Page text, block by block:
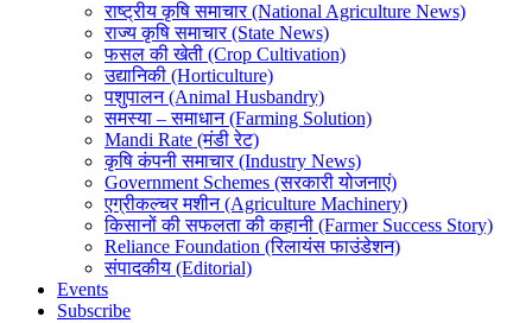
राष्ट्रीय कृषि समाचार (National Agriculture News)
राज्य कृषि समाचार (State News)
फसल की खेती (Crop Cultivation)
उद्यानिकी (Horticulture)
पशुपालन (Animal Husbandry)
समस्या – समाधान (Farming Solution)
Mandi Rate (मंडी रेट)
कृषि कंपनी समाचार (Industry News)
Government Schemes (सरकारी योजनाएं)
एग्रीकल्चर मशीन (Agriculture Machinery)
किसानों की सफलता की कहानी (Farmer Success Story)
Reliance Foundation (रिलायंस फाउंडेशन)
संपादकीय (Editorial)
Events
Subscribe